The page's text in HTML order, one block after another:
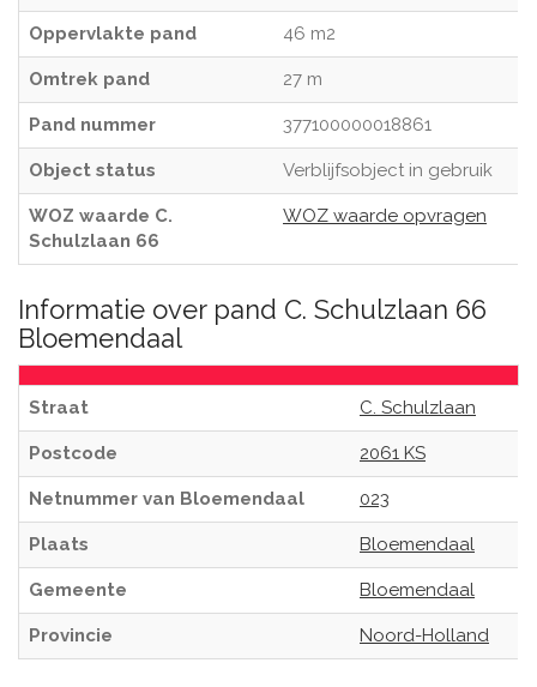
Oppervlakte pand 46 m2
Omtrek pand 27 m
Pand nummer 377100000018861
Object status Verblijfsobject in gebruik
WOZ waarde C.
Schulzlaan 66
WOZ waarde opvragen
Informatie over pand C. Schulzlaan 66
Bloemendaal
Straat C. Schulzlaan
Postcode 2061 KS
Netnummer van Bloemendaal 023
Plaats Bloemendaal
Gemeente Bloemendaal
Provincie Noord-Holland